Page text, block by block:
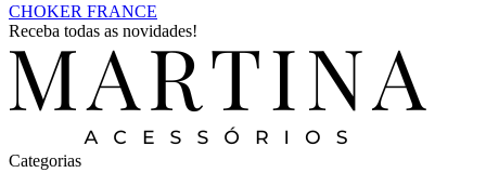
CHOKER FRANCE
Receba todas as novidades!
Categorias